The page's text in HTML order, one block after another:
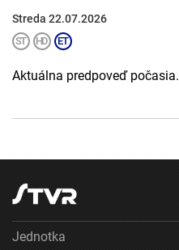
Streda 22.07.2026
Aktuálna predpoveď počasia.
Jednotka